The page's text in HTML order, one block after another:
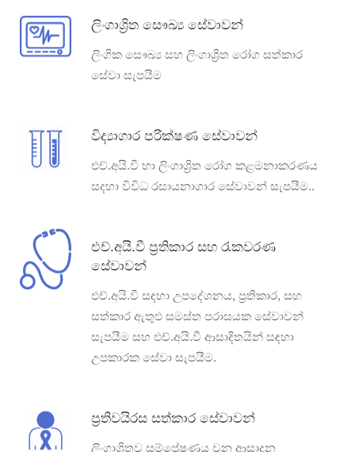
ලිංගාශ්‍රිත සෞඛ්‍ය සේවාවන්
ලිංගික සෞඛ්‍ය සහ ලිංගාශ්‍රිත රෝග සත්කාර
සේවා සැපයීම
විද්‍යාගාර පරික්ෂණ සේවාවන්
එච්.අයි.වී හා ලිංගාශ්‍රිත රෝග කළමනාකරණය
සදහා විවිධ රසායනාගාර සේවාවන් සැපයීම..
එච්.අයි.වී ප්‍රතිකාර සහ රැකවරණ
සේවාවන්
එච්.අයි.වී සඳහා උපදේශනය, ප්‍රතිකාර, සහ
සත්කාර ඇතුළු සමස්ත පරාසයක සේවාවන්
සැපයීම සහ එච්.අයි.වී ආසාදිතයින් සඳහා
උපකාරක සේවා සැපයීම.
ප්‍රතිවයිරස සත්කාර සේවාවන්
ලිංගාශ්‍රිතව සම්ප්‍රේෂණය වන ආසාදන